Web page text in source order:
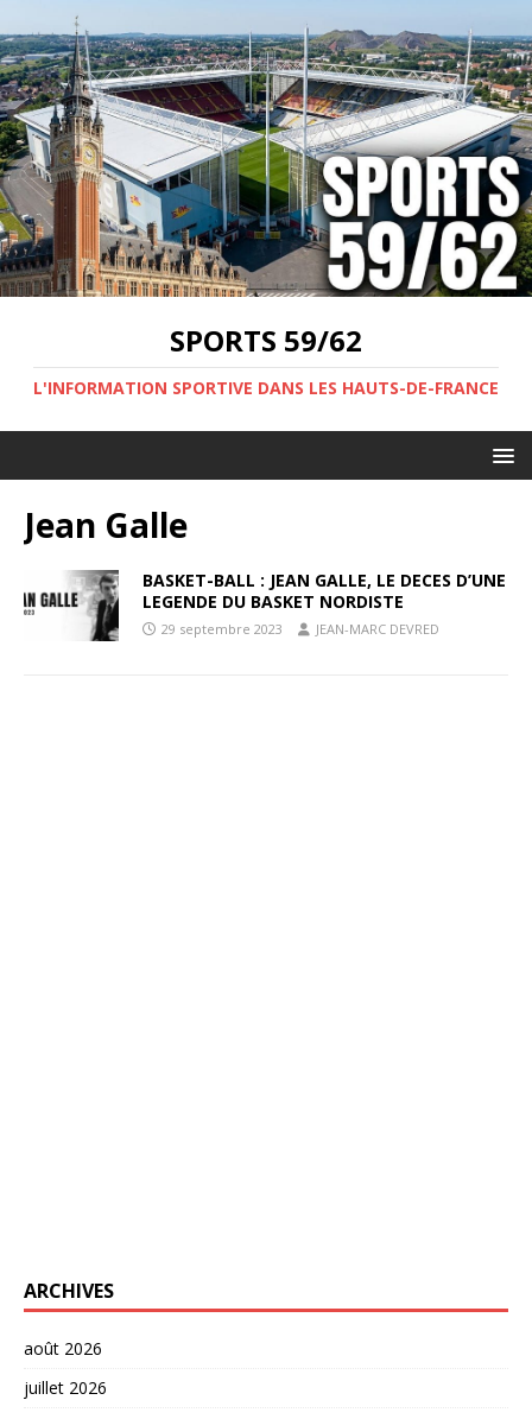
SPORTS 59/62
L'INFORMATION SPORTIVE DANS LES HAUTS-DE-FRANCE
Jean Galle
BASKET-BALL : JEAN GALLE, LE DECES D’UNE
LEGENDE DU BASKET NORDISTE
29 septembre 2023 JEAN-MARC DEVRED
ARCHIVES
août 2026
juillet 2026